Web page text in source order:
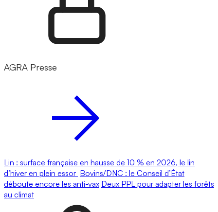
AGRA Presse
Lin : surface française en hausse de 10 % en 2026, le lin
d’hiver en plein essor Bovins/DNC : le Conseil d’État
déboute encore les anti-vax Deux PPL pour adapter les forêts
au climat